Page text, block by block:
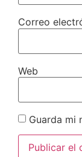
Correo
Web
Guarda mi